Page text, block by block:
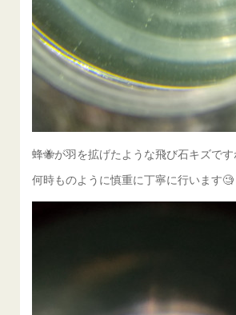
蜂🐝が羽を拡げたような飛び石キズで
何時ものように慎重に丁寧に行います🧐